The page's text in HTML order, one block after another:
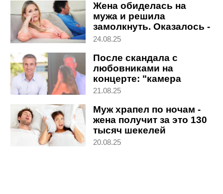
Жена обиделась на
мужа и решила
замолкнуть. Оказалось -
навсегда
24.08.25
После скандала с
любовниками на
концерте: "камера
поцелуев" продолжает
21.08.25
Муж храпел по ночам -
жена получит за это 130
тысяч шекелей
20.08.25